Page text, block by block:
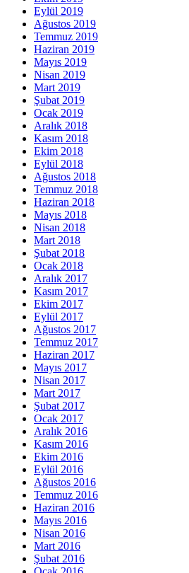
Eylül 2019
Ağustos 2019
Temmuz 2019
Haziran 2019
Mayıs 2019
Nisan 2019
Mart 2019
Şubat 2019
Ocak 2019
Aralık 2018
Kasım 2018
Ekim 2018
Eylül 2018
Ağustos 2018
Temmuz 2018
Haziran 2018
Mayıs 2018
Nisan 2018
Mart 2018
Şubat 2018
Ocak 2018
Aralık 2017
Kasım 2017
Ekim 2017
Eylül 2017
Ağustos 2017
Temmuz 2017
Haziran 2017
Mayıs 2017
Nisan 2017
Mart 2017
Şubat 2017
Ocak 2017
Aralık 2016
Kasım 2016
Ekim 2016
Eylül 2016
Ağustos 2016
Temmuz 2016
Haziran 2016
Mayıs 2016
Nisan 2016
Mart 2016
Şubat 2016